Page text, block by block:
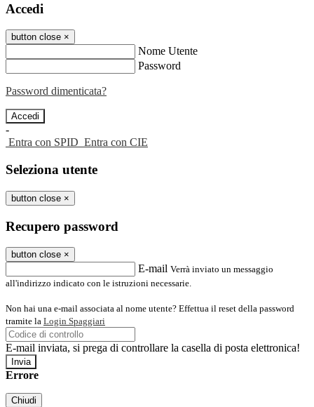
Accedi
button close ×
Nome Utente
Password
Password dimenticata?
-
Entra con SPID Entra con CIE
Seleziona utente
button close ×
Recupero password
button close ×
E-mail Verrà inviato un messaggio
all'indirizzo indicato con le istruzioni necessarie.
Non hai una e-mail associata al nome utente? Effettua il reset della password
tramite la Login Spaggiari
E-mail inviata, si prega di controllare la casella di posta elettronica!
Errore
Chiudi